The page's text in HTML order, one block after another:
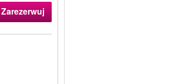
Zarezerwuj